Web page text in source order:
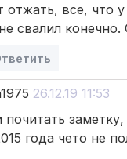
отжать, все, что
свалил
26.12.19 11:53
почитать
года чето не